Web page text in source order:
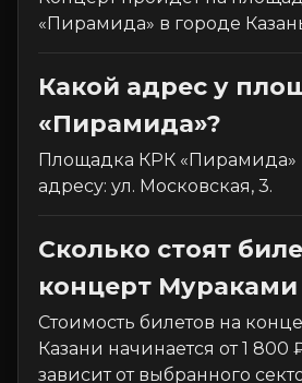
«Пирамида» в городе
Какой адрес у
«Пирамида»?
Площадка КРК «Пирамида»
адресу: ул. Московская, 3.
Сколько стоят
концерт Мураками
Стоимость билетов на
Казани начинается от 1 800
зависит от выбранного